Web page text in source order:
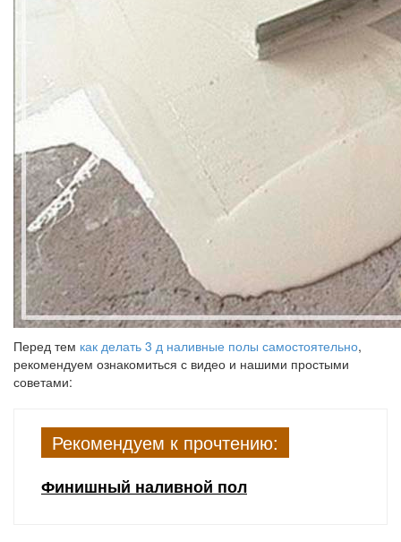
Перед тем как делать 3 д наливные полы самостоятельно,
рекомендуем ознакомиться с видео и нашими простыми
советами:
Рекомендуем к прочтению:
Финишный наливной пол